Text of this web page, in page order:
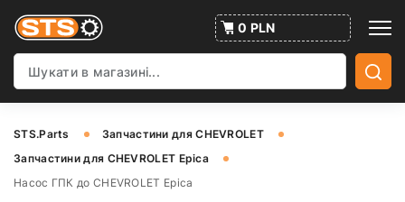
0 PLN
STS.Parts
Запчастини для CHEVROLET
Запчастини для CHEVROLET Epica
Насос ГПК до CHEVROLET Epica